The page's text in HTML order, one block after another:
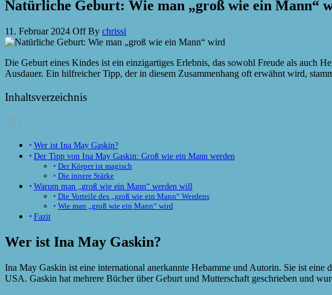
Natürliche Geburt: Wie man „groß wie ein Mann“
11. Februar 2024 OffBy chrissi
Die Geburt eines Kindes ist ein einzigartiges Erlebnis, das sowohl Freude als auch
Ausdauer. Ein hilfreicher Tipp, der in diesem Zusammenhang oft erwähnt wird,
Inhaltsverzeichnis
Wer ist Ina May Gaskin?
Der Tipp von Ina May Gaskin: Groß wie ein Mann werden
Der Körper ist magisch
Die innere Stärke
Warum man „groß wie ein Mann“ werden will
Die Vorteile des „groß wie ein Mann“ Werdens
Wie man „groß wie ein Mann“ wird
Fazit
Wer ist Ina May Gaskin?
Ina May Gaskin ist eine international anerkannte Hebamme und Autorin. Sie ist
USA. Gaskin hat mehrere Bücher über Geburt und Mutterschaft geschrieben und